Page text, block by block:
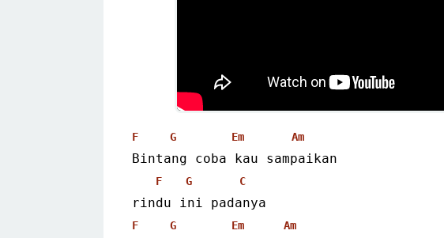
F G Em Am
Bintang coba kau sampaikan
F G C
rindu ini padanya
F G Em Am